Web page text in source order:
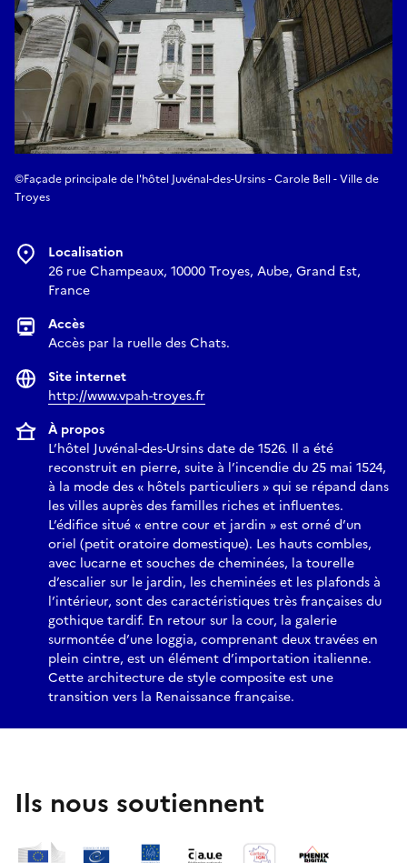
©Façade principale de l'hôtel Juvénal-des-Ursins - Carole Bell - Ville de
Troyes
Localisation
26 rue Champeaux, 10000 Troyes, Aube, Grand Est,
France
Accès
Accès par la ruelle des Chats.
Site internet
http://www.vpah-troyes.fr
À propos
L’hôtel Juvénal-des-Ursins date de 1526. Il a été
reconstruit en pierre, suite à l’incendie du 25 mai 1524,
à la mode des « hôtels particuliers » qui se répand dans
les villes auprès des familles riches et influentes.
L’édifice situé « entre cour et jardin » est orné d’un
oriel (petit oratoire domestique). Les hauts combles,
avec lucarne et souches de cheminées, la tourelle
d’escalier sur le jardin, les cheminées et les plafonds à
l’intérieur, sont des caractéristiques très françaises du
gothique tardif. En retour sur la cour, la galerie
surmontée d’une loggia, comprenant deux travées en
plein cintre, est un élément d’importation italienne.
Cette architecture de style composite est une
transition vers la Renaissance française.
Ils nous soutiennent